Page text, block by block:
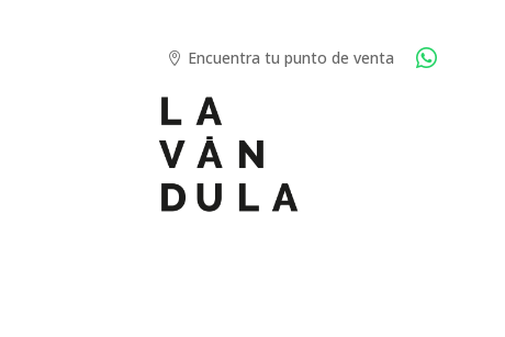
 Encuentra tu punto de venta 